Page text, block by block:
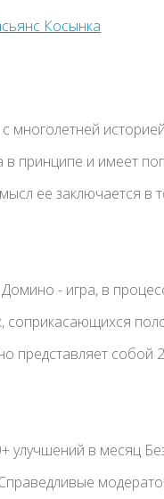
многолетней
принципе и имеет
ее заключается в
- игра, в
соприкасающихся
представляет собой
улучшений в месяц